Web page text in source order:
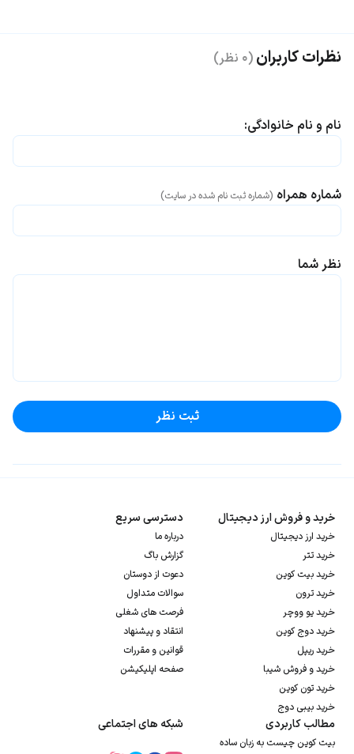
نظرات کاربران (۰ نظر)
نام و نام خانوادگی:
شماره همراه (شماره ثبت نام شده در سایت)
نظر شما
ثبت نظر
خرید و فروش ارز دیجیتال
خرید ارز دیجیتال
خرید تتر
خرید بیت کوین
خرید ترون
خرید یو ووچر
خرید دوج کوین
خرید ریپل
خرید و فروش شیبا
خرید تون کوین
خرید بیبی دوج
دسترسی سریع
درباره ما
گزارش باگ
دعوت از دوستان
سوالات متداول
فرصت های شغلی
انتقاد و پیشنهاد
قوانین و مقررات
صفحه اپلیکیشن
مطالب کاربردی
بیت کوین چیست به زبان ساده
شبکه های اجتماعی